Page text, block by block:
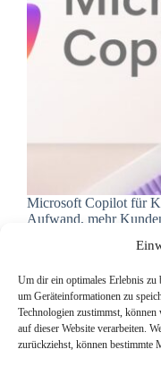
Um dir ein optimales Erlebnis
um Geräteinformationen zu
Technologien zustimmst,
auf dieser Website verarbeiten.
zurückziehst, können bestimmte
Microsoft Copilot für
Aufwand, mehr
Unternehmen lohnt
mittelständischen
letzten Monaten
als…
Michael Reischer